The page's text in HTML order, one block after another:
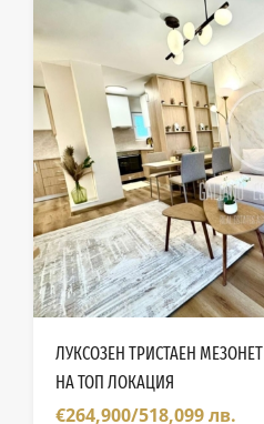
ЛУКСОЗЕН ТРИСТАЕН
НА ТОП ЛОКАЦИЯ
€264,900/518,099 лв.